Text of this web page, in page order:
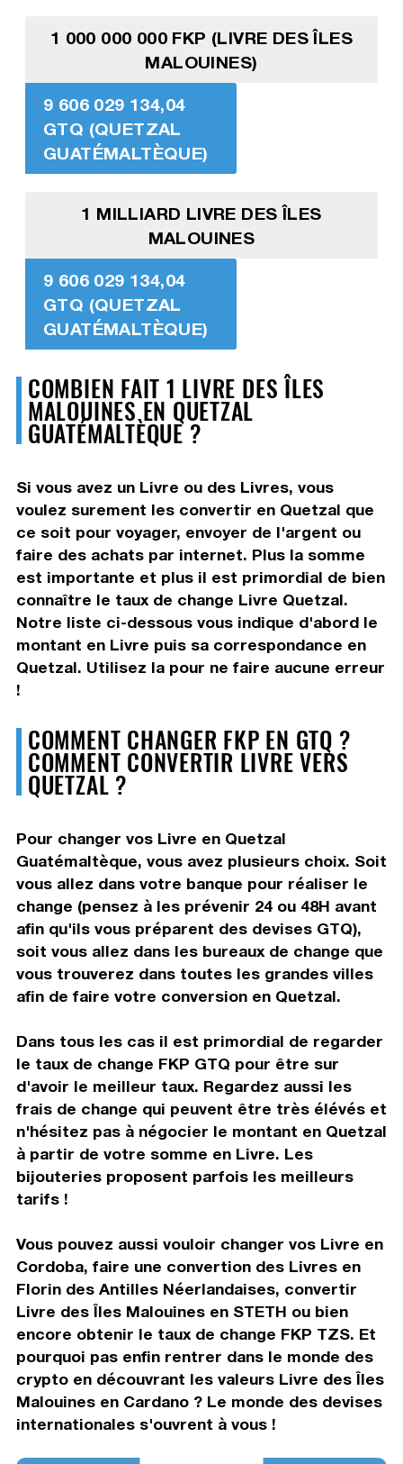
1 000 000 000 FKP (LIVRE DES ÎLES
MALOUINES)
9 606 029 134,04
GTQ (QUETZAL
GUATÉMALTÈQUE)
1 MILLIARD LIVRE DES ÎLES
MALOUINES
9 606 029 134,04
GTQ (QUETZAL
GUATÉMALTÈQUE)
COMBIEN FAIT 1 LIVRE DES ÎLES
MALOUINES EN QUETZAL
GUATÉMALTÈQUE ?
Si vous avez un Livre ou des Livres, vous
voulez surement les convertir en Quetzal que
ce soit pour voyager, envoyer de l'argent ou
faire des achats par internet. Plus la somme
est importante et plus il est primordial de bien
connaître le taux de change Livre Quetzal.
Notre liste ci-dessous vous indique d'abord le
montant en Livre puis sa correspondance en
Quetzal. Utilisez la pour ne faire aucune erreur
!
COMMENT CHANGER FKP EN GTQ ?
COMMENT CONVERTIR LIVRE VERS
QUETZAL ?
Pour changer vos Livre en Quetzal
Guatémaltèque, vous avez plusieurs choix. Soit
vous allez dans votre banque pour réaliser le
change (pensez à les prévenir 24 ou 48H avant
afin qu'ils vous préparent des devises GTQ),
soit vous allez dans les bureaux de change que
vous trouverez dans toutes les grandes villes
afin de faire votre conversion en Quetzal.
Dans tous les cas il est primordial de regarder
le taux de change FKP GTQ pour être sur
d'avoir le meilleur taux. Regardez aussi les
frais de change qui peuvent être très élévés et
n'hésitez pas à négocier le montant en Quetzal
à partir de votre somme en Livre. Les
bijouteries proposent parfois les meilleurs
tarifs !
Vous pouvez aussi vouloir changer vos Livre en
Cordoba, faire une convertion des Livres en
Florin des Antilles Néerlandaises, convertir
Livre des Îles Malouines en STETH ou bien
encore obtenir le taux de change FKP TZS. Et
pourquoi pas enfin rentrer dans le monde des
crypto en découvrant les valeurs Livre des Îles
Malouines en Cardano ? Le monde des devises
internationales s'ouvrent à vous !